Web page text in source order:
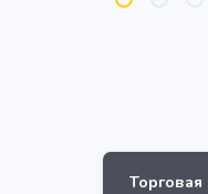
Торговая